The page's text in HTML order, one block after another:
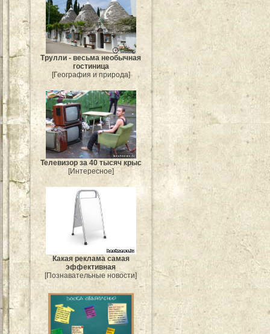
Трулли - весьма необычная
гостиница
[География и природа]
Телевизор за 40 тысяч крыс
[Интересное]
Какая реклама самая
эффективная
[Познавательные новости]